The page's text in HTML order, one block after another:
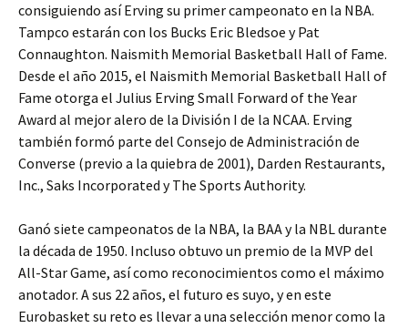
consiguiendo así Erving su primer campeonato en la NBA.
Tampco estarán con los Bucks Eric Bledsoe y Pat
Connaughton. Naismith Memorial Basketball Hall of Fame.
Desde el año 2015, el Naismith Memorial Basketball Hall of
Fame otorga el Julius Erving Small Forward of the Year
Award al mejor alero de la División I de la NCAA. Erving
también formó parte del Consejo de Administración de
Converse (previo a la quiebra de 2001), Darden Restaurants,
Inc., Saks Incorporated y The Sports Authority.
Ganó siete campeonatos de la NBA, la BAA y la NBL durante
la década de 1950. Incluso obtuvo un premio de la MVP del
All-Star Game, así como reconocimientos como el máximo
anotador. A sus 22 años, el futuro es suyo, y en este
Eurobasket su reto es llevar a una selección menor como la